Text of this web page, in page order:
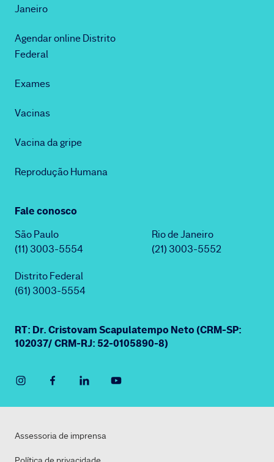
Janeiro
Agendar online Distrito
Federal
Exames
Vacinas
Vacina da gripe
Reprodução Humana
Fale conosco
São Paulo
(11) 3003-5554
Rio de Janeiro
(21) 3003-5552
Distrito Federal
(61) 3003-5554
RT: Dr. Cristovam Scapulatempo Neto (CRM-SP:
102037/ CRM-RJ: 52-0105890-8)
Assessoria de imprensa